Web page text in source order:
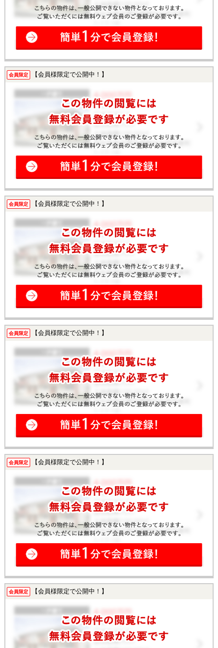
会員限定 【会員様限定で公開中！】
会員限定 【会員様限定で公開中！】
会員限定 【会員様限定で公開中！】
会員限定 【会員様限定で公開中！】
会員限定 【会員様限定で公開中！】